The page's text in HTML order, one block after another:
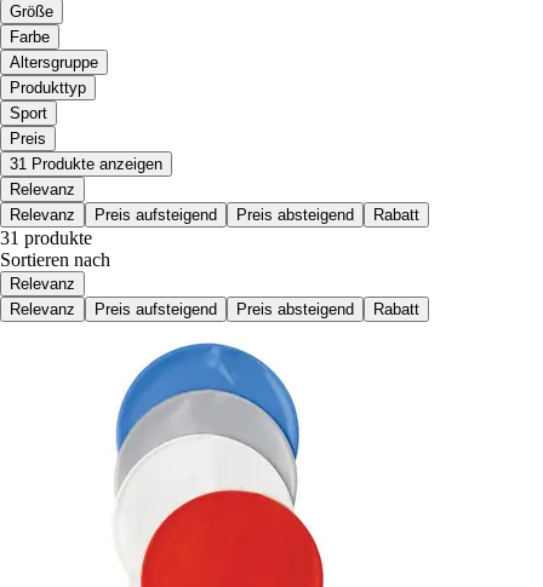
Größe
Farbe
Altersgruppe
Produkttyp
Sport
Preis
31 Produkte anzeigen
Relevanz
Relevanz
Preis aufsteigend Preis absteigend Rabatt
31 produkte
Sortieren nach
Relevanz
Relevanz
Preis aufsteigend Preis absteigend Rabatt